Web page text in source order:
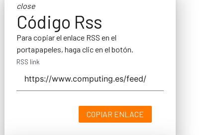
close
Código Rss
Para copiar el enlace RSS en el
portapapeles, haga clic en el botón.
RSS link
COPIAR ENLACE